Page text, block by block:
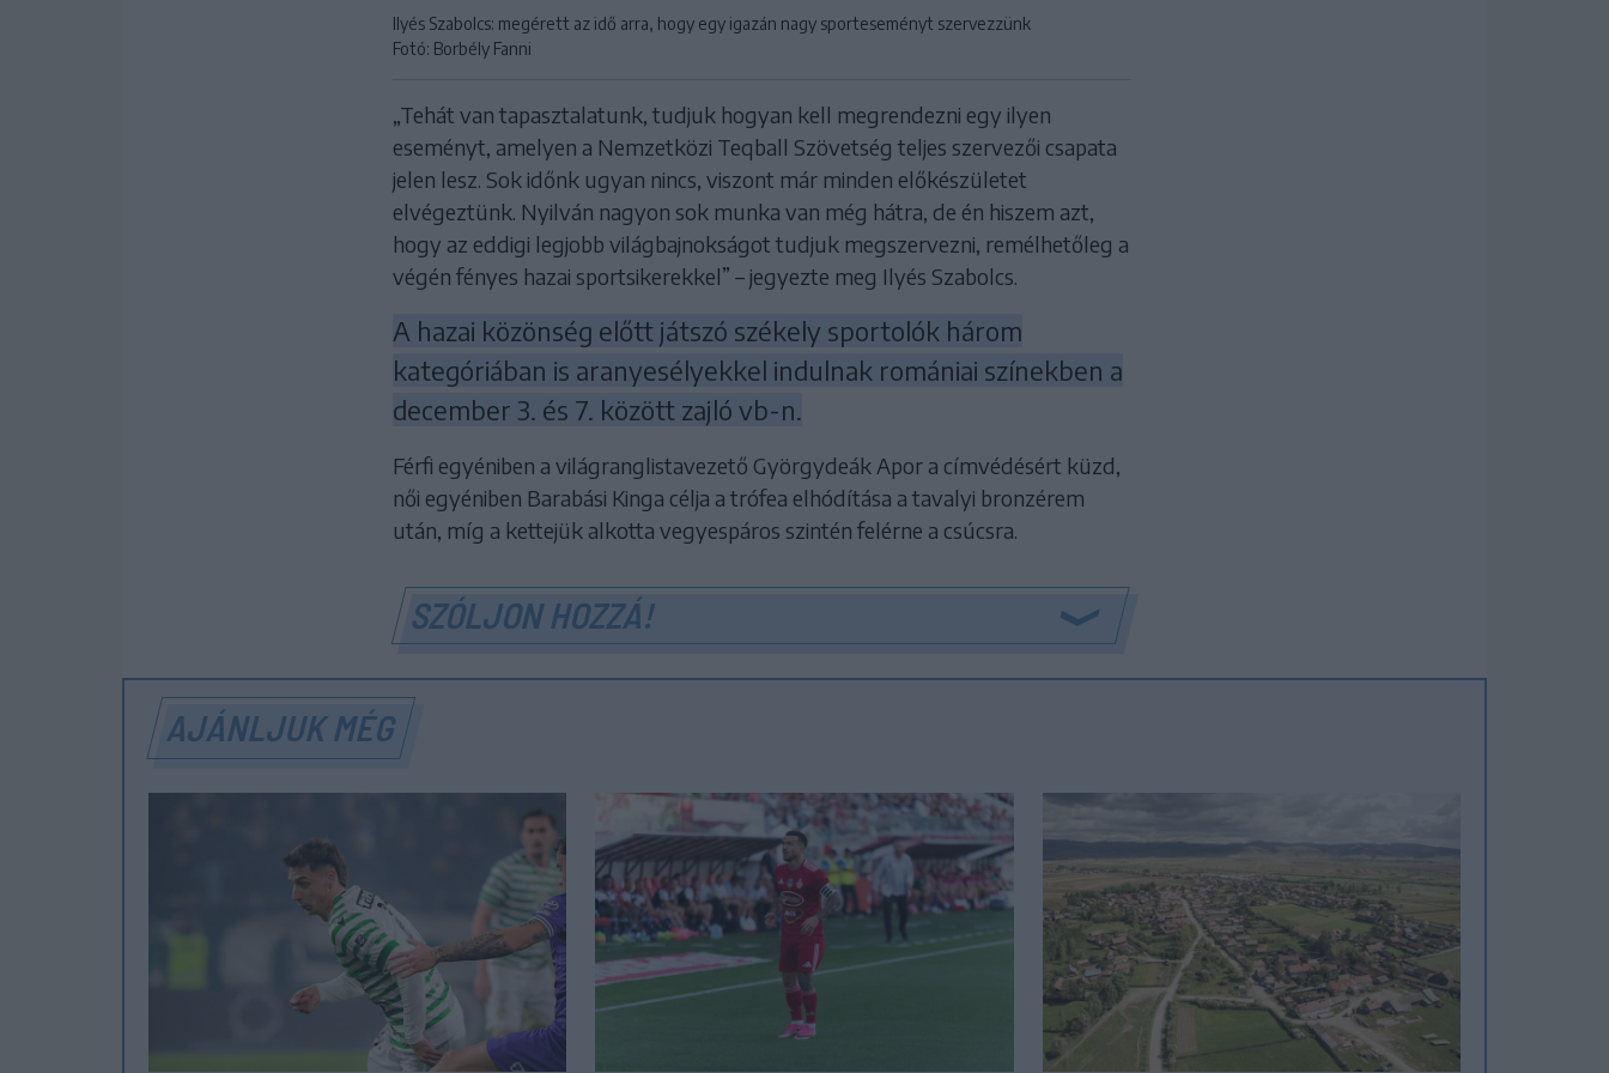
Ilyés Szabolcs: megérett az idő arra, hogy egy igazán nagy sporteseményt szervezzünk
Fotó: Borbély Fanni
„Tehát van tapasztalatunk, tudjuk hogyan kell megrendezni egy ilyen
eseményt, amelyen a Nemzetközi Teqball Szövetség teljes szervezői csapata
jelen lesz. Sok időnk ugyan nincs, viszont már minden előkészületet
elvégeztünk. Nyilván nagyon sok munka van még hátra, de én hiszem azt,
hogy az eddigi legjobb világbajnokságot tudjuk megszervezni, remélhetőleg a
végén fényes hazai sportsikerekkel” – jegyezte meg Ilyés Szabolcs.
A hazai közönség előtt játszó székely sportolók három
kategóriában is aranyesélyekkel indulnak romániai színekben a
december 3. és 7. között zajló vb-n.
Férfi egyéniben a világranglistavezető Györgydeák Apor a címvédésért küzd,
női egyéniben Barabási Kinga célja a trófea elhódítása a tavalyi bronzérem
után, míg a kettejük alkotta vegyespáros szintén felérne a csúcsra.
SZÓLJON HOZZÁ!
AJÁNLJUK MÉG